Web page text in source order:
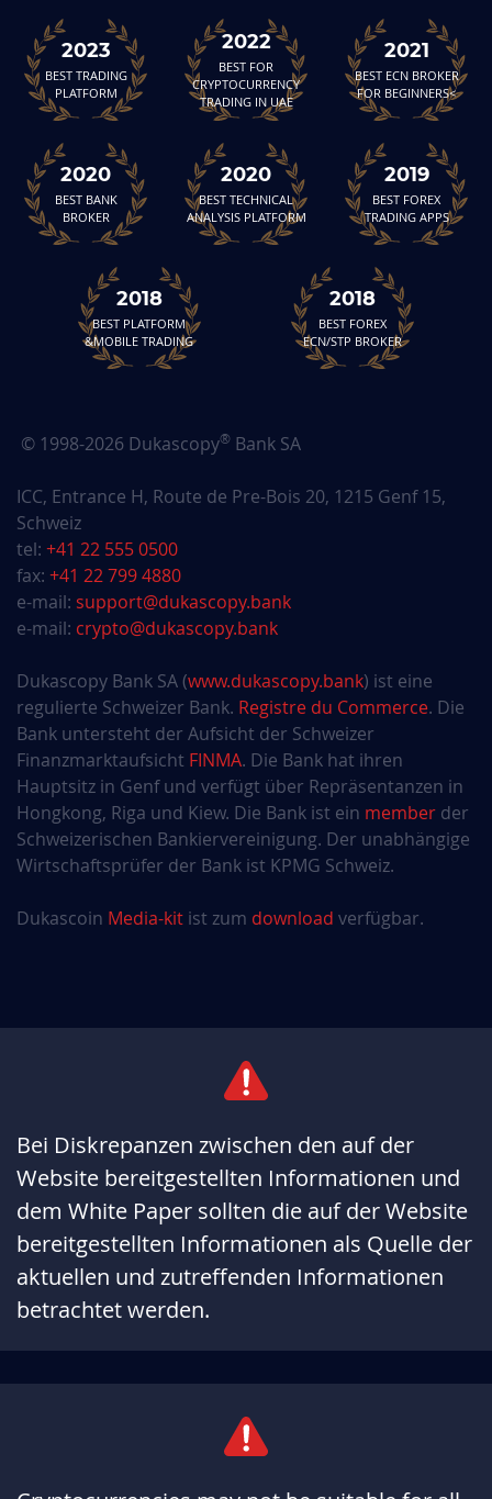
2023
BEST TRADING
PLATFORM
2022
BEST FOR
CRYPTOCURRENCY
TRADING IN UAE
2021
BEST ECN BROKER
FOR BEGINNERS<
2020
BEST BANK
BROKER
2020
BEST TECHNICAL
ANALYSIS PLATFORM
2019
BEST FOREX
TRADING APPS
2018
BEST PLATFORM
&MOBILE TRADING
2018
BEST FOREX
ECN/STP BROKER
© 1998-2026 Dukascopy® Bank SA
ICC, Entrance H, Route de Pre-Bois 20, 1215 Genf 15,
Schweiz
tel: +41 22 555 0500
fax: +41 22 799 4880
e-mail: support@dukascopy.bank
e-mail: crypto@dukascopy.bank
Dukascopy Bank SA (www.dukascopy.bank) ist eine
regulierte Schweizer Bank. Registre du Commerce. Die
Bank untersteht der Aufsicht der Schweizer
Finanzmarktaufsicht FINMA. Die Bank hat ihren
Hauptsitz in Genf und verfügt über Repräsentanzen in
Hongkong, Riga und Kiew. Die Bank ist ein member der
Schweizerischen Bankiervereinigung. Der unabhängige
Wirtschaftsprüfer der Bank ist KPMG Schweiz.
Dukascoin Media-kit ist zum download verfügbar.
Bei Diskrepanzen zwischen den auf der
Website bereitgestellten Informationen und
dem White Paper sollten die auf der Website
bereitgestellten Informationen als Quelle der
aktuellen und zutreffenden Informationen
betrachtet werden.